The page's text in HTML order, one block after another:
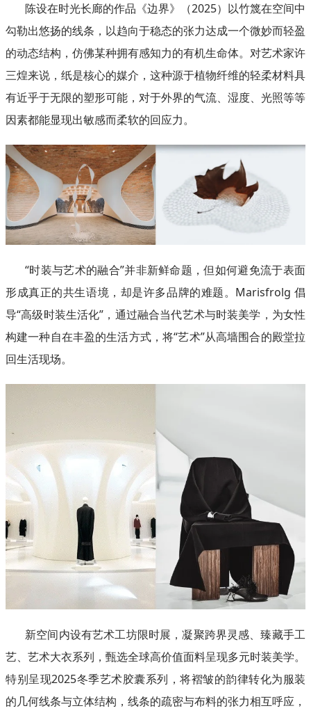
陈设在时光长廊的作品《边界》（2025）以竹篾在空间中
勾勒出悠扬的线条，以趋向于稳态的张力达成一个微妙而轻盈
的动态结构，仿佛某种拥有感知力的有机生命体。对艺术家许
三煌来说，纸是核心的媒介，这种源于植物纤维的轻柔材料具
有近乎于无限的塑形可能，对于外界的气流、湿度、光照等等
因素都能显现出敏感而柔软的回应力。
“时装与艺术的融合”并非新鲜命题，但如何避免流于表面
形成真正的共生语境，却是许多品牌的难题。Marisfrolg 倡
导“高级时装生活化”，通过融合当代艺术与时装美学，为女性
构建一种自在丰盈的生活方式，将“艺术”从高墙围合的殿堂拉
回生活现场。
新空间内设有艺术工坊限时展，凝聚跨界灵感、臻藏手工
艺、艺术大衣系列，甄选全球高价值面料呈现多元时装美学。
特别呈现2025冬季艺术胶囊系列，将褶皱的韵律转化为服装
的几何线条与立体结构，线条的疏密与布料的张力相互呼应，